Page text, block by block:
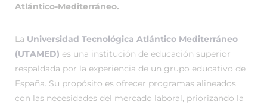
Atlántico-Mediterráneo.
La Universidad Tecnológica Atlántico Mediterráneo
(UTAMED) es una institución de educación superior
respaldada por la experiencia de un grupo educativo de
España. Su propósito es ofrecer programas alineados
con las necesidades del mercado laboral, priorizando la